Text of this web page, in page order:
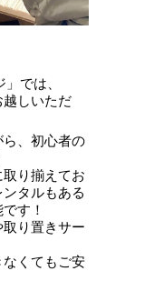
では、
しいただ
、初心者の
り揃えてお
タルもある
す！
り置きサー
くてもご安